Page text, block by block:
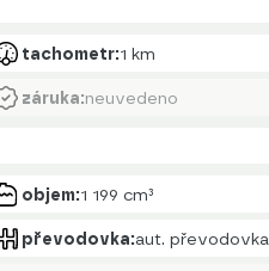
tachometr:1 km
záruka:neuvedeno
objem:1 199 cm³
převodovka:aut. převodovka